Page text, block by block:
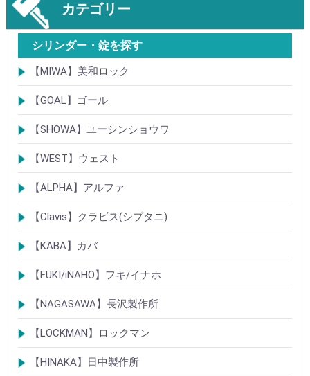
カテゴリー
シリンダー・錠を探す
【MIWA】美和ロック
シリンダー
レバーハンドル錠
ケースロック
モノロック
本締錠
引戸錠
引違戸錠
ガラス扉錠
補助錠
グレモン錠
自動施錠錠
面付錠
内部錠
プッシュプル錠
キーレス錠
インダストリアルロック・カムロック
ポスト錠
ハンドル
サムターン
フロントプレート
ストライク
樹脂カバー・非常カバー
交換・補修錠前
交換・補修部材
M品番特殊錠(Kシリーズ)
その他
【GOAL】ゴール
シリンダー
錠
錠前部品
その他
【SHOWA】ユーシンショウワ
シリンダー
錠
その他
【WEST】ウェスト
シリンダー
錠
その他
【ALPHA】アルファ
シリンダー
錠
南京錠
【Clavis】クラビス(シブタニ)
シリンダー
錠
【KABA】カバ
シリンダー
錠・ロック製品
【FUKI/iNAHO】フキ/イナホ
TIERKEYシリンダー
ロック製品
【NAGASAWA】長沢製作所
シリンダー
古代・古代ネオ装飾錠
KEYLEX/キーレックス
レバーハンドルシリーズ
【LOCKMAN】ロックマン
メガクロスSPシリンダー
デジタルロック
【HINAKA】日中製作所